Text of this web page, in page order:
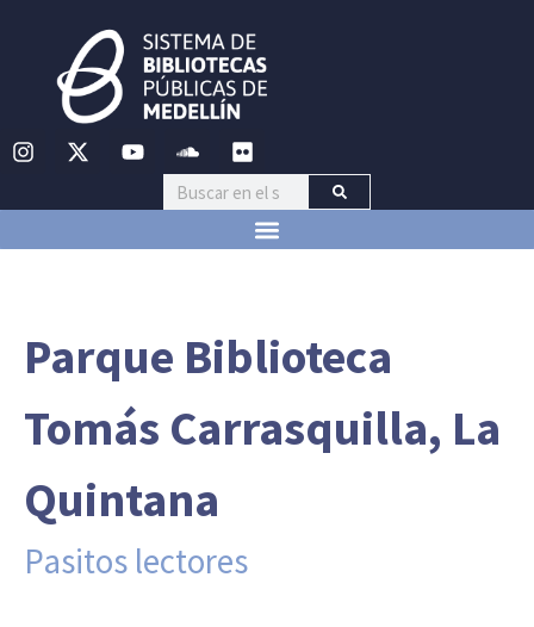
Parque Biblioteca
Tomás Carrasquilla, La
Quintana
Pasitos lectores